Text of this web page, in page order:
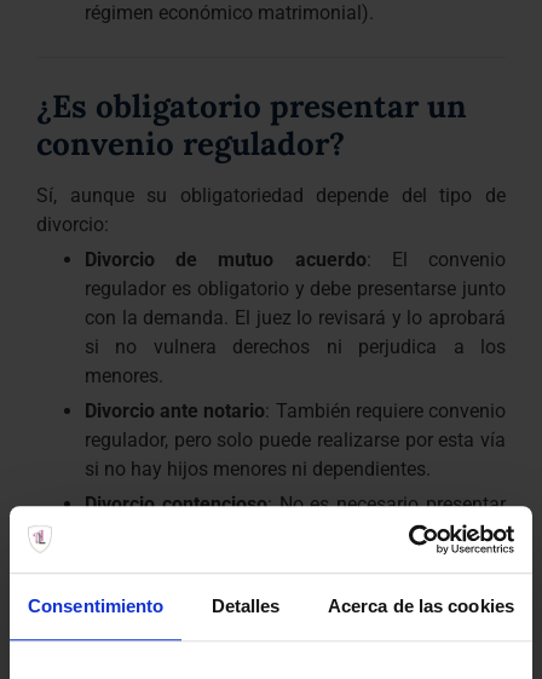
Consentimiento Detalles Acerca de las cookies
régimen económico matrimonial).
¿Es obligatorio presentar un
convenio regulador?
Sí, aunque su obligatoriedad depende del tipo de
divorcio:
Divorcio de mutuo acuerdo: El convenio
regulador es obligatorio y debe presentarse junto
con la demanda. El juez lo revisará y lo aprobará
si no vulnera derechos ni perjudica a los
menores.
Divorcio ante notario: También requiere convenio
regulador, pero solo puede realizarse por esta vía
si no hay hijos menores ni dependientes.
Divorcio contencioso: No es necesario presentar
un convenio firmado, ya que será el juez quien
determine las medidas. Sin embargo, en la
previo para intentar alcanzar acuerdos.